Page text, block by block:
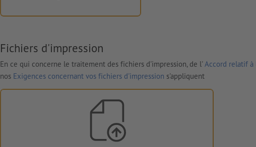
Fichiers d'impression
En ce qui concerne le traitement des fichiers d'impression, de l'Accord relatif à
nos Exigences concernant vos fichiers d'impression s'appliquent